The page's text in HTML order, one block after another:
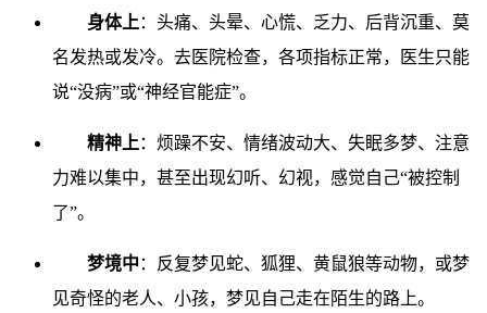
身体上 ：头痛、头晕、心慌、乏力、后背沉重、莫
名发热或发冷。去医院检查，各项指标正常，医生只能
说“没病”或“神经官能症”。
精神上 ：烦躁不安、情绪波动大、失眠多梦、注意
力难以集中，甚至出现幻听、幻视，感觉自己“被控制
了”。
梦境中 ：反复梦见蛇、狐狸、黄鼠狼等动物，或梦
见奇怪的老人、小孩，梦见自己走在陌生的路上。